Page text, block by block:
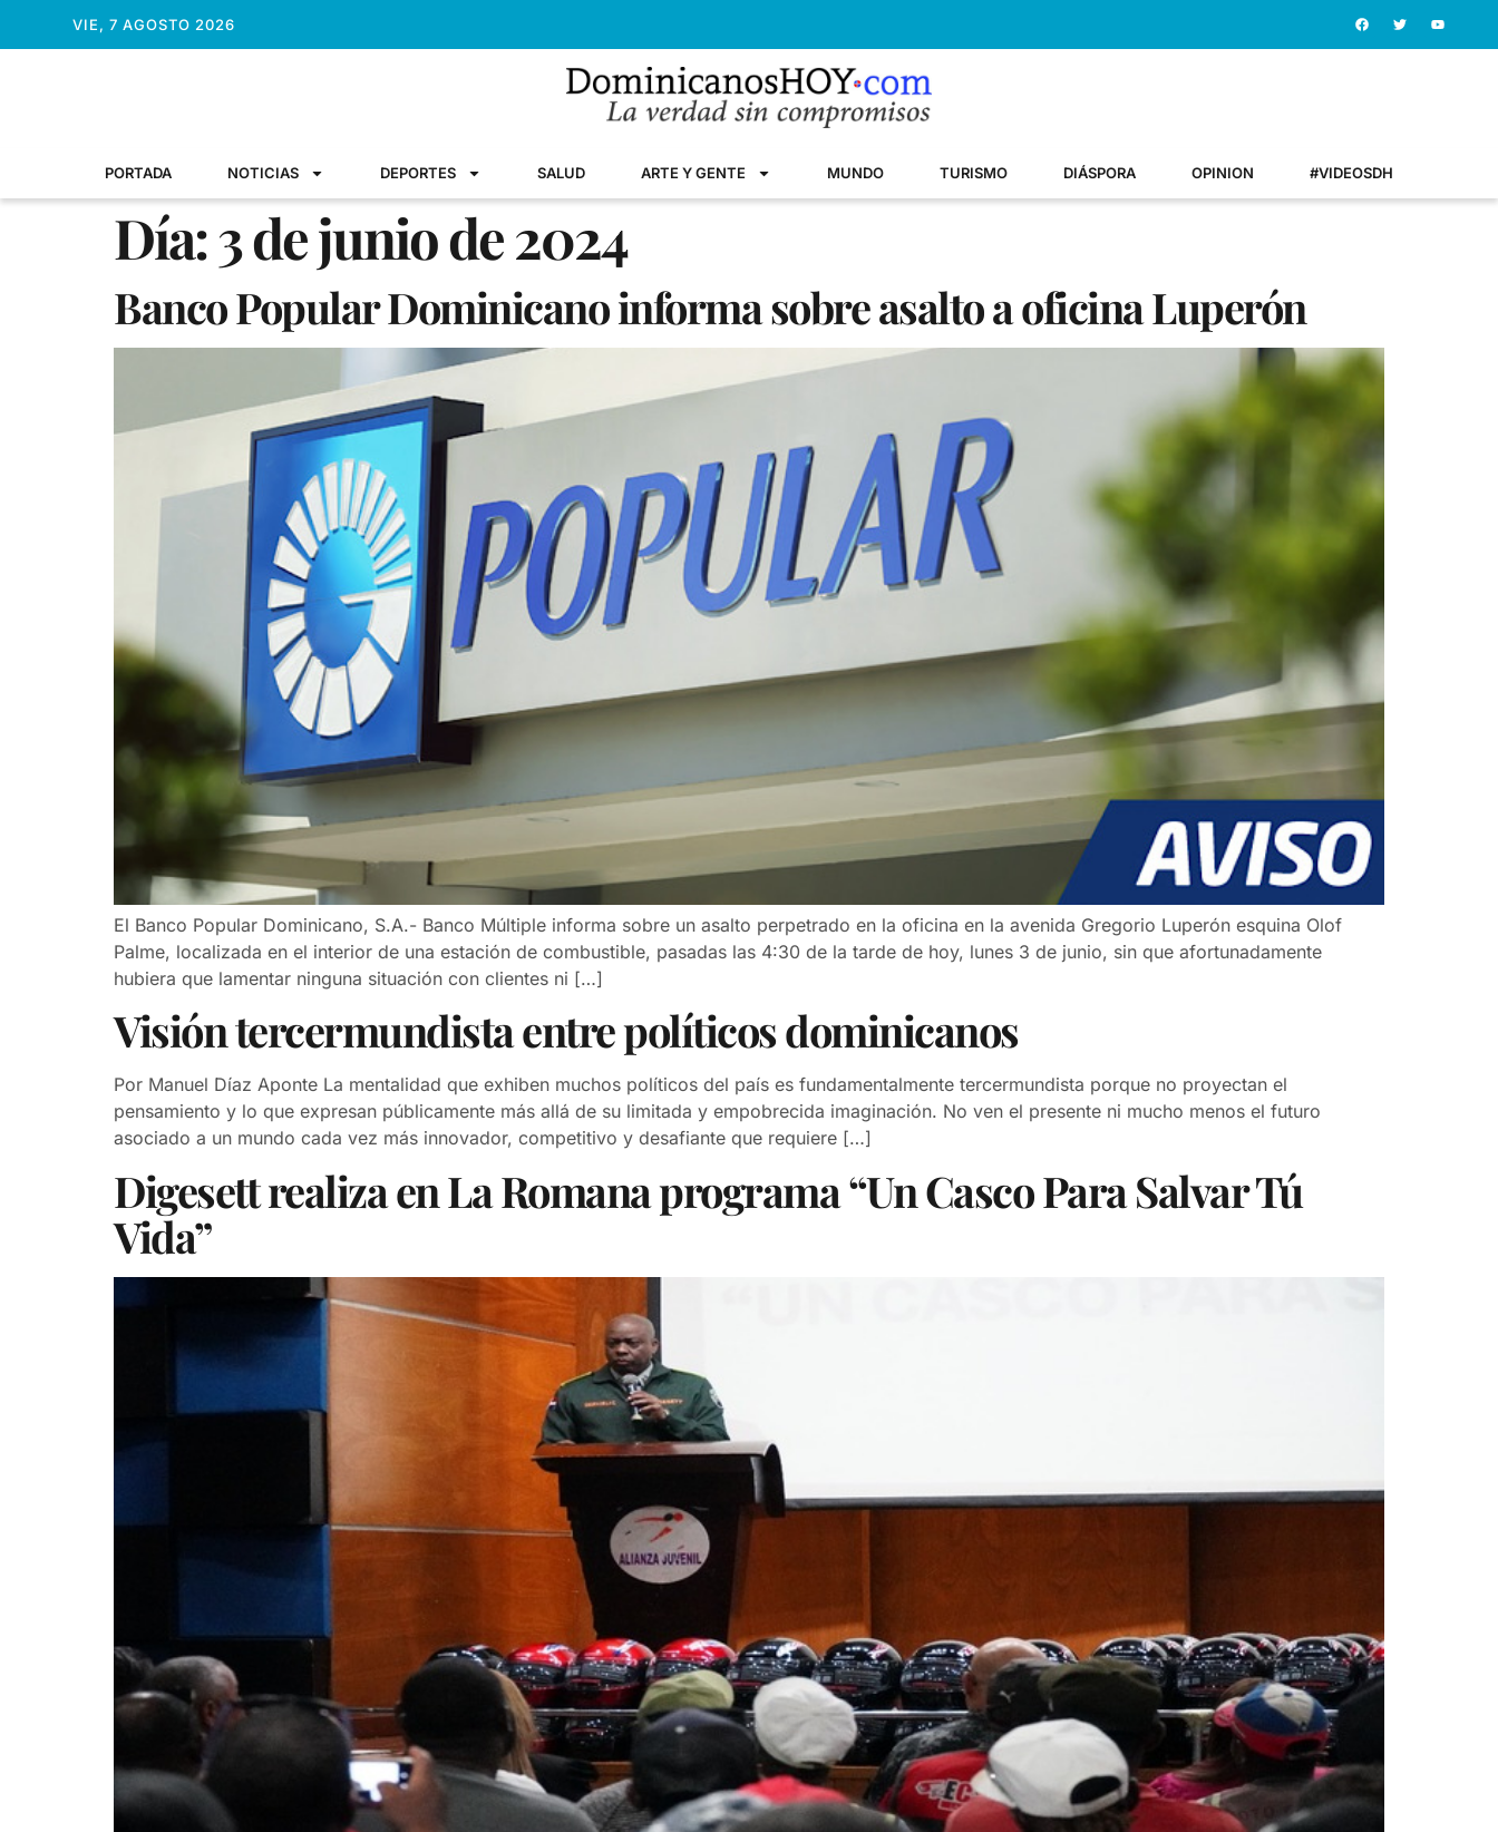
VIE, 7 AGOSTO 2026
PORTADA NOTICIAS DEPORTES SALUD ARTE Y GENTE MUNDO TURISMO DIÁSPORA OPINION #VIDEOSDH
Día:3 de junio de 2024
Banco Popular Dominicano informa sobre asalto a oficina Luperón
El Banco Popular Dominicano, S.A.- Banco Múltiple informa sobre un asalto perpetrado en la oficina en la avenida Gregorio Luperón esquina Olof
Palme, localizada en el interior de una estación de combustible, pasadas las 4:30 de la tarde de hoy, lunes 3 de junio, sin que afortunadamente
hubiera que lamentar ninguna situación con clientes ni […]
Visión tercermundista entre políticos dominicanos
Por Manuel Díaz Aponte La mentalidad que exhiben muchos políticos del país es fundamentalmente tercermundista porque no proyectan el
pensamiento y lo que expresan públicamente más allá de su limitada y empobrecida imaginación. No ven el presente ni mucho menos el futuro
asociado a un mundo cada vez más innovador, competitivo y desafiante que requiere […]
Digesett realiza en La Romana programa “Un Casco Para Salvar Tú
Vida”